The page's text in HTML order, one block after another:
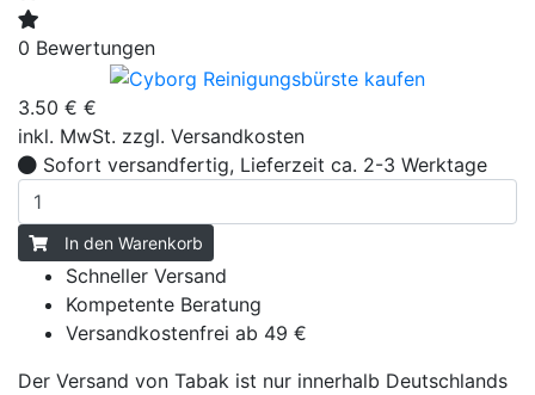
0 Bewertungen
3.50 € €
inkl. MwSt. zzgl. Versandkosten
Sofort versandfertig, Lieferzeit ca. 2-3 Werktage
In den Warenkorb
Schneller Versand
Kompetente Beratung
Versandkostenfrei ab 49 €
Der Versand von Tabak ist nur innerhalb Deutschlands